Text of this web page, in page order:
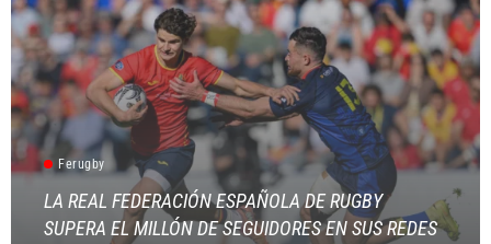
Ferugby
LA REAL FEDERACIÓN ESPAÑOLA DE RUGBY
SUPERA EL MILLÓN DE SEGUIDORES EN SUS REDES